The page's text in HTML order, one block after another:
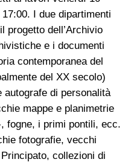
I due dipartimenti
progetto dell’Archivio
e i documenti
contemporanea del
del XX secolo)
di personalità
mappe e planimetrie
fogne, i primi pontili, ecc.
fotografie, vecchi
collezioni di